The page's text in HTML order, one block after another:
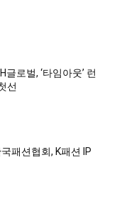
로벌, ‘타임아웃’ 런
선
패션협회, K패션 IP